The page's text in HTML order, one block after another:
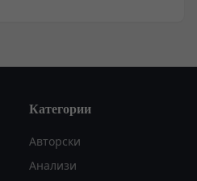
Категории
Авторски
Анализи